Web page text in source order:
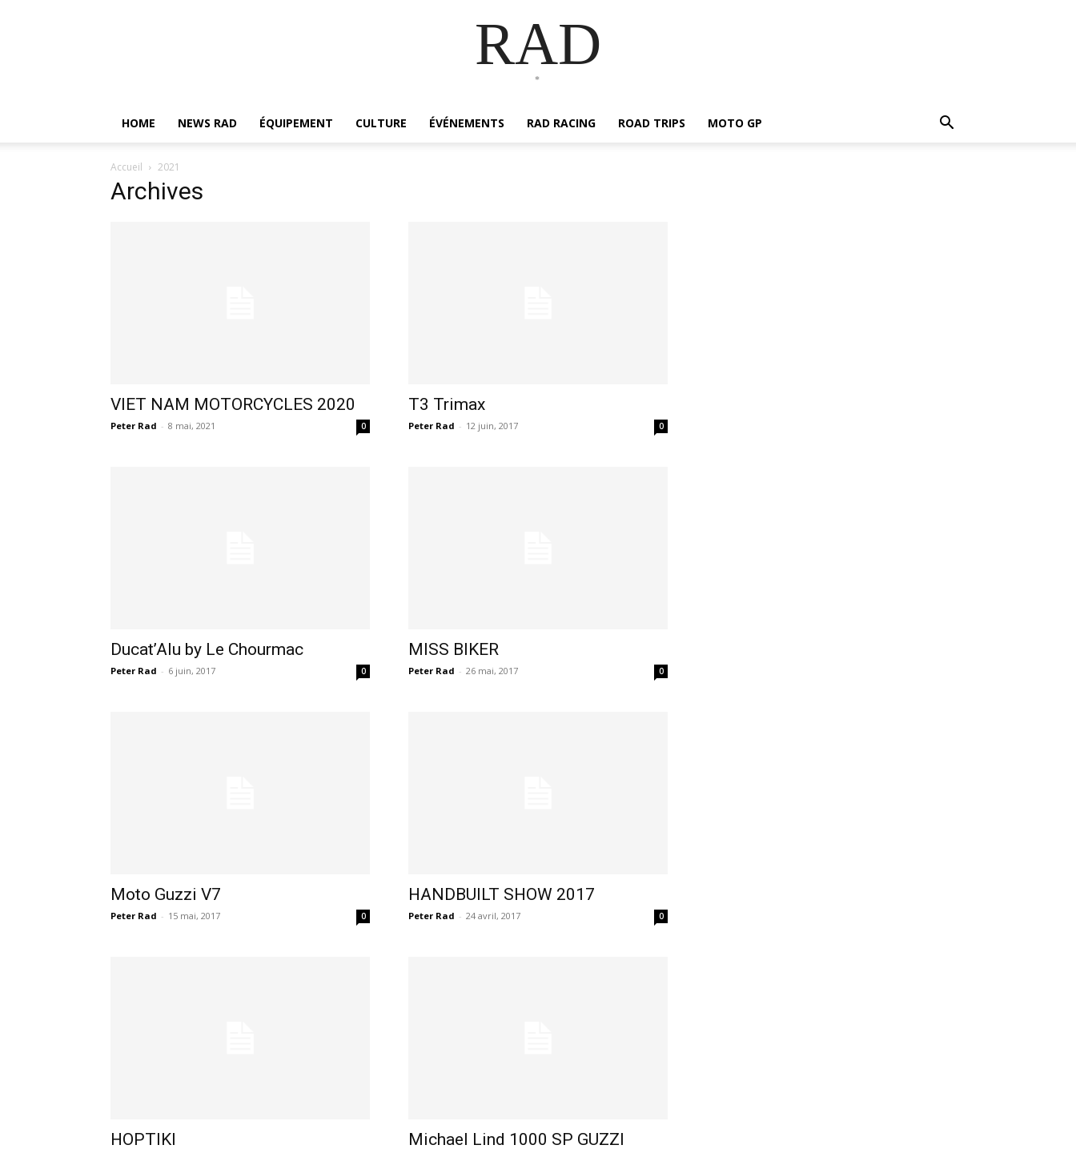
RAD
*
HOME NEWS RAD ÉQUIPEMENT CULTURE ÉVÉNEMENTS RAD RACING ROAD TRIPS MOTO GP
Accueil 2021
Archives
VIET NAM MOTORCYCLES 2020
Peter Rad - 8 mai, 2021 0
T3 Trimax
Peter Rad - 12 juin, 2017 0
Ducat’Alu by Le Chourmac
Peter Rad - 6 juin, 2017 0
MISS BIKER
Peter Rad - 26 mai, 2017 0
Moto Guzzi V7
Peter Rad - 15 mai, 2017 0
HANDBUILT SHOW 2017
Peter Rad - 24 avril, 2017 0
HOPTIKI Michael Lind 1000 SP GUZZI